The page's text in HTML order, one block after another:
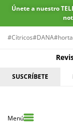
Únete a nuestro
#Cítricos#DANA
SUSCRÍBETE
Menú